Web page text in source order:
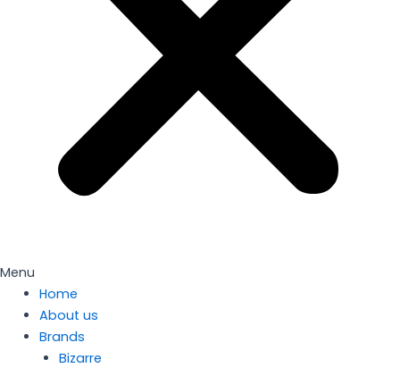
Menu
Home
About us
Brands
Bizarre